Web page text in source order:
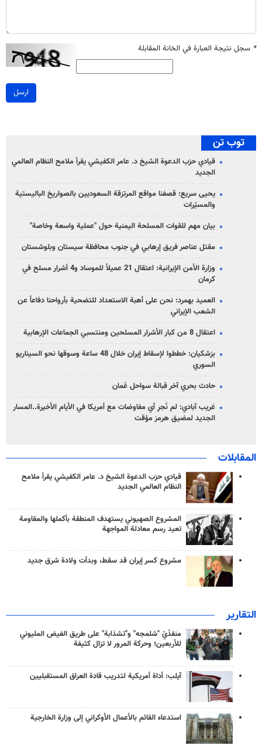
* سجل نتيجة العبارة في الخانة المقابلة
ارسل
توب تن
قيادي حزب الدعوة الشيخ د. عامر الكفيشي يقرأ ملامح النظام العالمي
الجديد
يحيى سريع: قصفنا مواقع المرتزقة السعوديين بالصواريخ الباليستية
والمسيّرات
بيان مهم للقوات المسلحة اليمنية حول "عملية واسعة وخاصة"
مقتل عناصر فريق إرهابي في جنوب محافظة سيستان وبلوشستان
وزارة الأمن الإيرانية: اعتقال 21 عميلاً للموساد و4 أشرار مسلح في
كرمان
العميد بهمرد: نحن على أهبة الاستعداد للتضحية بأرواحنا دفاعاً عن
الشعب الإيراني
اعتقال 8 من كبار الأشرار المسلحين ومنتسبي الجماعات الإرهابية
بزشكيان: خططوا لإسقاط إيران خلال 48 ساعة وسوقها نحو السيناريو
السوري
حادث بحري آخر قبالة سواحل عُمان
غريب آبادي: لم نُجرِ أي مفاوضات مع أمريكا في الأيام الأخيرة..المسار
الجديد لمضيق هرمز مؤقت
المقابلات
قيادي حزب الدعوة الشيخ د. عامر الكفيشي يقرأ ملامح
النظام العالمي الجديد
المشروع الصهيوني يستهدف المنطقة بأكملها والمقاومة
تعيد رسم معادلة المواجهة
مشروع كسر إيران قد سقط، وبدأت ولادة شرق جديد
التقارير
منفذَيّ "شلمجه" و"تشذابة" على طريق الفيض المليوني
للأربعين؛ وحركة المرور لا تزال كثيفة
آيلب: أداة أمريكية لتدريب قادة العراق المستقبليين
استدعاء القائم بالأعمال الأوكراني إلى وزارة الخارجية